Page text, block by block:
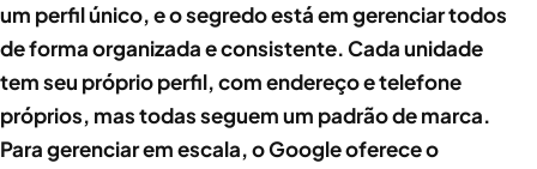
um perfil único, e o segredo está em gerenciar todos
de forma organizada e consistente. Cada unidade
tem seu próprio perfil, com endereço e telefone
próprios, mas todas seguem um padrão de marca.
Para gerenciar em escala, o Google oferece o